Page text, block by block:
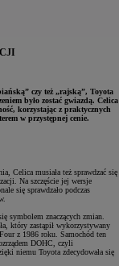
czy też „rajską”, Toyota
było zostać gwiazdą. Celica
korzystając z praktycznych
w przystępnej cenie.
Celica musiała też sprawdzać się
Na szczęście jej wersje
się sprawdzało podczas
symbolem znaczących zmian.
który zastąpił wykorzystywany
z 1986 roku. Samochód ten
DOHC, czyli
niemu Toyota zdecydowała się